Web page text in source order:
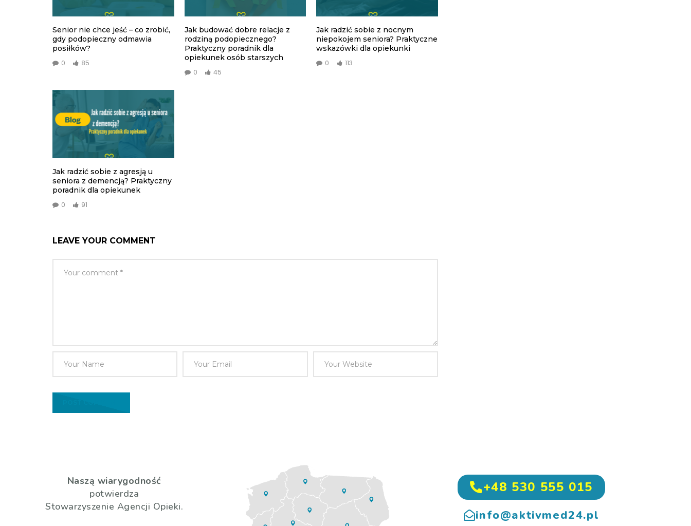
Senior nie chce jeść – co zrobić,
gdy podopieczny odmawia
posiłków?
0 85
Jak budować dobre relacje z
rodziną podopiecznego?
Praktyczny poradnik dla
opiekunek osób starszych
0 45
Jak radzić sobie z nocnym
niepokojem seniora? Praktyczne
wskazówki dla opiekunki
0 113
Jak radzić sobie z agresją u
seniora z demencją? Praktyczny
poradnik dla opiekunek
0 91
LEAVE YOUR COMMENT
Naszą wiarygodność
potwierdza
Stowarzyszenie Agencji Opieki.
+48 530 555 015
info@aktivmed24.pl